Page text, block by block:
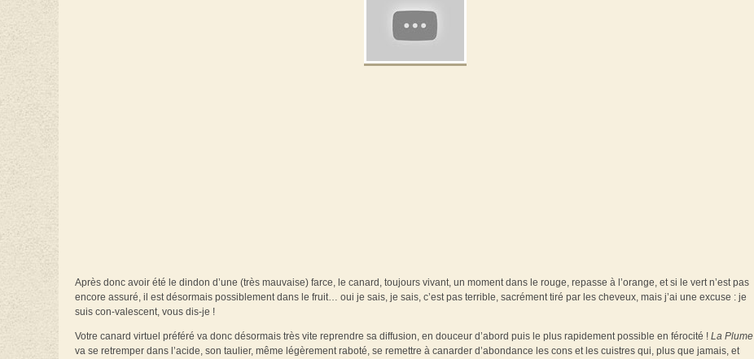
Après donc avoir été le dindon d’une (très mauvaise) farce, le canard, toujours vivant, un moment dans le rouge, repasse à l’orange, et si le vert n’est pas
encore assuré, il est désormais possiblement dans le fruit… oui je sais, je sais, c’est pas terrible, sacrément tiré par les cheveux, mais j’ai une excuse : je
suis con-valescent, vous dis-je !
Votre canard virtuel préféré va donc désormais très vite reprendre sa diffusion, en douceur d’abord puis le plus rapidement possible en férocité ! La Plume
va se retremper dans l’acide, son taulier, même légèrement raboté, se remettre à canarder d’abondance les cons et les cuistres qui, plus que jamais, et